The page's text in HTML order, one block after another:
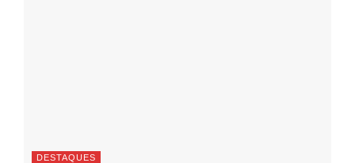
DESTAQUES